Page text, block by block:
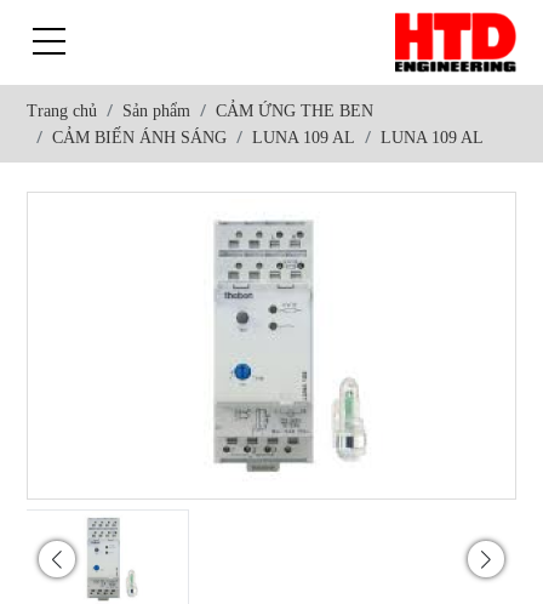
Trang chủ Sản phẩm
CẢM ỨNG THE BEN
CẢM BIẾN ÁNH SÁNG
LUNA 109 AL LUNA 109 AL